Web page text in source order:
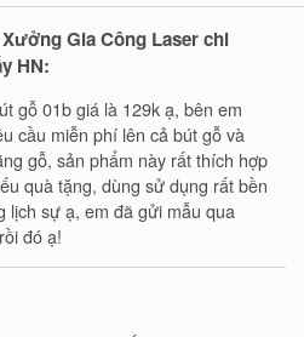
Xưởng Gia Công Laser chi
HN:
gỗ 01b giá là 129k ạ, bên em
cầu miễn phí lên cả bút gỗ và
gỗ, sản phẩm này rất thích hợp
quà tặng, dùng sử dụng rất bền
lịch sự ạ, em đã gửi mẫu qua
đó ạ!